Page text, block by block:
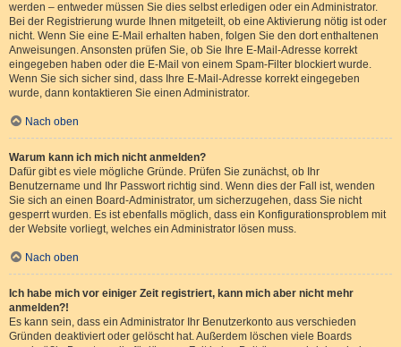
werden – entweder müssen Sie dies selbst erledigen oder ein Administrator.
Bei der Registrierung wurde Ihnen mitgeteilt, ob eine Aktivierung nötig ist oder
nicht. Wenn Sie eine E-Mail erhalten haben, folgen Sie den dort enthaltenen
Anweisungen. Ansonsten prüfen Sie, ob Sie Ihre E-Mail-Adresse korrekt
eingegeben haben oder die E-Mail von einem Spam-Filter blockiert wurde.
Wenn Sie sich sicher sind, dass Ihre E-Mail-Adresse korrekt eingegeben
wurde, dann kontaktieren Sie einen Administrator.
Nach oben
Warum kann ich mich nicht anmelden?
Dafür gibt es viele mögliche Gründe. Prüfen Sie zunächst, ob Ihr
Benutzername und Ihr Passwort richtig sind. Wenn dies der Fall ist, wenden
Sie sich an einen Board-Administrator, um sicherzugehen, dass Sie nicht
gesperrt wurden. Es ist ebenfalls möglich, dass ein Konfigurationsproblem mit
der Website vorliegt, welches ein Administrator lösen muss.
Nach oben
Ich habe mich vor einiger Zeit registriert, kann mich aber nicht mehr
anmelden?!
Es kann sein, dass ein Administrator Ihr Benutzerkonto aus verschieden
Gründen deaktiviert oder gelöscht hat. Außerdem löschen viele Boards